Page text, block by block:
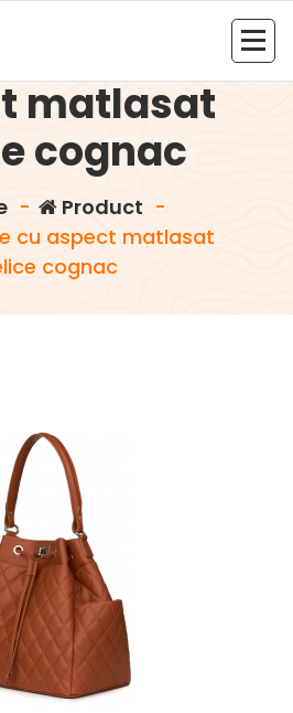
piele cu
matlasat
cognac
- Product -
cu aspect matlasat
cognac